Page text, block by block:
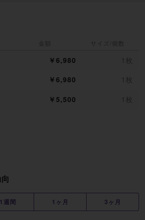
1週間 1ヶ月 3ヶ月
金額 サイズ/個数
￥6,980
1枚
￥6,980 1枚
￥5,500 1枚